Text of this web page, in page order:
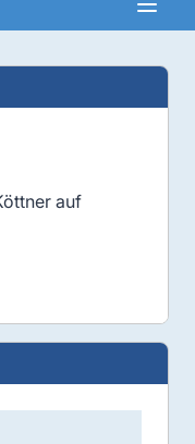
auf